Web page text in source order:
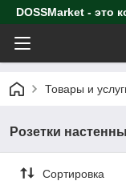
DOSSMarket - это
Товары и
Розетки
Сортировка